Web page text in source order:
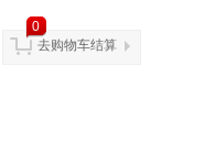
0
去购物车结算